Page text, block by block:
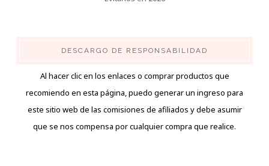
DESCARGO DE RESPONSABILIDAD
Al hacer clic en los enlaces o comprar productos que
recomiendo en esta página, puedo generar un ingreso para
este sitio web de las comisiones de afiliados y debe asumir
que se nos compensa por cualquier compra que realice.